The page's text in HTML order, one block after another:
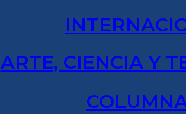
ARTE, CIENCIA Y